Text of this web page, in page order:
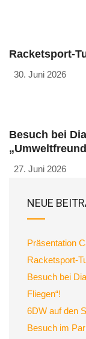
Racketsport-
30. Juni 2026
Besuch bei
27. Juni 2026
NEUE
Präsentation
Racketsport-
Besuch bei
Fliegen“!
6DW auf den
Besuch im